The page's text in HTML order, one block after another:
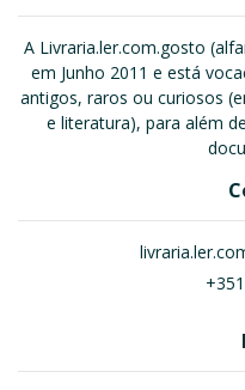
A Livraria.ler.com.gosto
em Junho 2011 e está
antigos, raros ou curiosos
e literatura), para além